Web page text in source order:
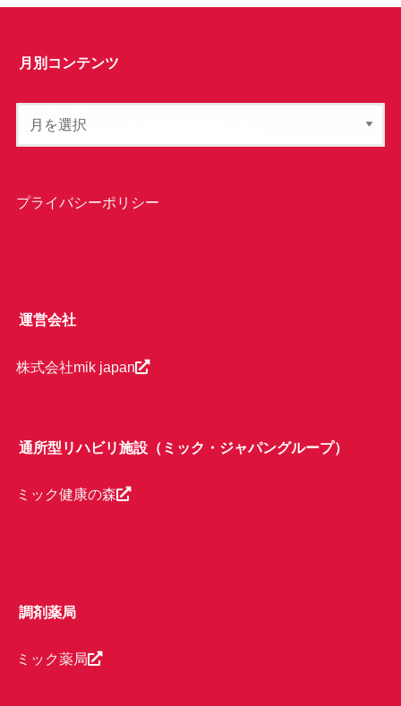
月別コンテンツ
プライバシーポリシー
運営会社
株式会社mik japan
通所型リハビリ施設（ミック・ジャパングループ）
ミック健康の森
調剤薬局
ミック薬局